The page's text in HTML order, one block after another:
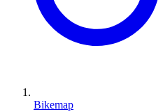
Bikemap